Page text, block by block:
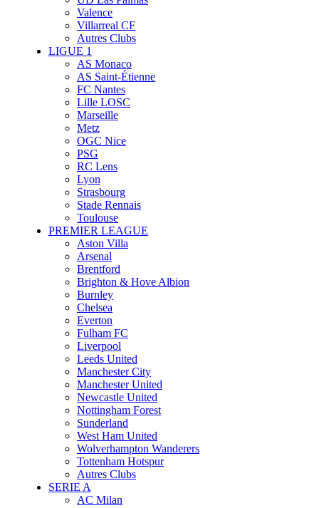
Valence
Villarreal CF
Autres Clubs
LIGUE 1
AS Monaco
AS Saint-Étienne
FC Nantes
Lille LOSC
Marseille
Metz
OGC Nice
PSG
RC Lens
Lyon
Strasbourg
Stade Rennais
Toulouse
PREMIER LEAGUE
Aston Villa
Arsenal
Brentford
Brighton & Hove Albion
Burnley
Chelsea
Everton
Fulham FC
Liverpool
Leeds United
Manchester City
Manchester United
Newcastle United
Nottingham Forest
Sunderland
West Ham United
Wolverhampton Wanderers
Tottenham Hotspur
Autres Clubs
SERIE A
AC Milan